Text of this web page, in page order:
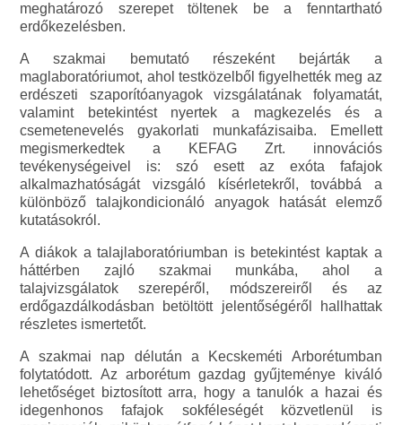
meghatározó szerepet töltenek be a fenntartható
erdőkezelésben.
A szakmai bemutató részeként bejárták a
maglaboratóriumot, ahol testközelből figyelhették meg az
erdészeti szaporítóanyagok vizsgálatának folyamatát,
valamint betekintést nyertek a magkezelés és a
csemetenevelés gyakorlati munkafázisaiba. Emellett
megismerkedtek a KEFAG Zrt. innovációs
tevékenységeivel is: szó esett az exóta fafajok
alkalmazhatóságát vizsgáló kísérletekről, továbbá a
különböző talajkondicionáló anyagok hatását elemző
kutatásokról.
A diákok a talajlaboratóriumban is betekintést kaptak a
háttérben zajló szakmai munkába, ahol a
talajvizsgálatok szerepéről, módszereiről és az
erdőgazdálkodásban betöltött jelentőségéről hallhattak
részletes ismertetőt.
A szakmai nap délután a Kecskeméti Arborétumban
folytatódott. Az arborétum gazdag gyűjteménye kiváló
lehetőséget biztosított arra, hogy a tanulók a hazai és
idegenhonos fafajok sokféleségét közvetlenül is